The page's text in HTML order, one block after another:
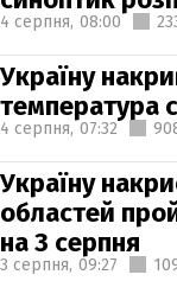
4 серпня, 08:00
Україну
температура
4 серпня, 07:32
Україну
областей
на 3 серпня
3 серпня, 09:27